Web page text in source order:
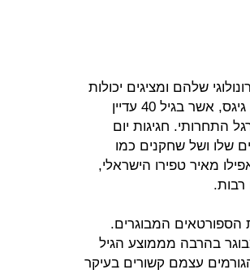
שלהם ומציגים יכולות
משחק גבוהות גם בגיל 40. דוגמה מצוינת לכך היא ראיין גיגס, אשר בגיל 40 עדיין
התחרותי. חגיגות יום
שלו ושל שחקנים כמו
מאיר טפירו הישראלי,
הספורטאים המבוגרים.
בהרבה מממוצע הגיל
עצמם קשורים בעיקר